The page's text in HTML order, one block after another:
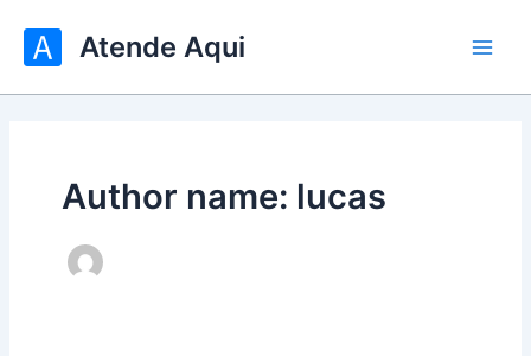
conteúdo
Atende Aqui
Author name: lucas